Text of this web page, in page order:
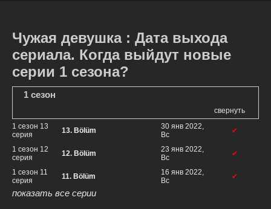
Чужая девушка : Дата выхода
сериала. Когда выйдут новые
серии 1 сезона?
1 сезон
свернуть
1 сезон 13
серия
13. Bölüm
30 янв 2022,
Вс
✔
1 сезон 12
серия
12. Bölüm
23 янв 2022,
Вс
✔
1 сезон 11
серия
11. Bölüm
16 янв 2022,
Вс
✔
показать все серии